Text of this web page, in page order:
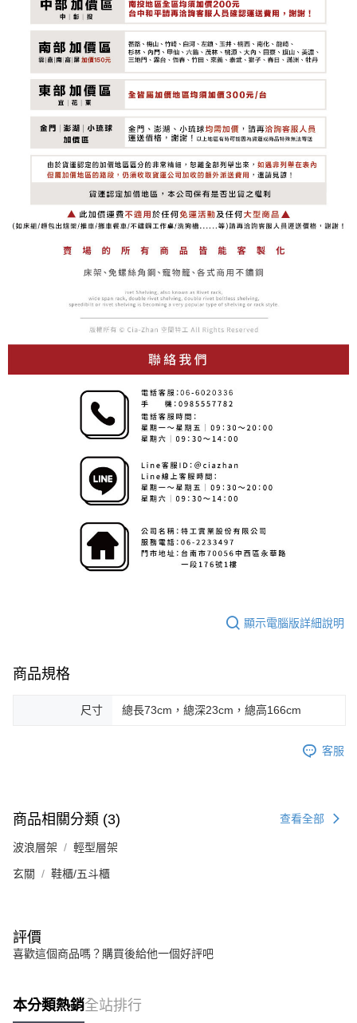
顯示電腦版詳細說明
商品規格
尺寸 總長73cm，總深23cm，總高166cm
客服
商品相關分類 (3) 查看全部
波浪層架 輕型層架
玄關 鞋櫃/五斗櫃
評價
喜歡這個商品嗎？購買後給他一個好評吧
本分類熱銷全站排行